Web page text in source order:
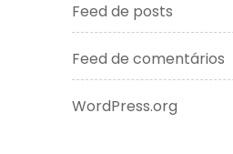
Feed de posts
Feed de comentários
WordPress.org